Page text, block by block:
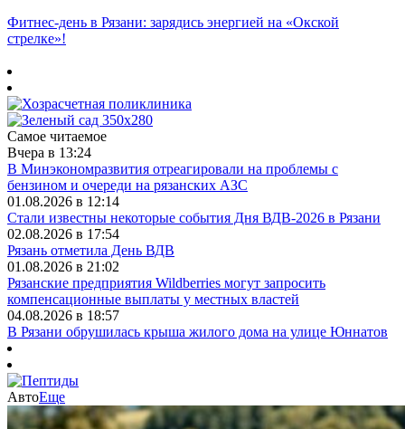
Фитнес‑день в Рязани: зарядись энергией на «Окской
стрелке»!
Самое читаемое
Вчера в 13:24
В Минэкономразвития отреагировали на проблемы с
бензином и очереди на рязанских АЗС
01.08.2026 в 12:14
Стали известны некоторые события Дня ВДВ-2026 в Рязани
02.08.2026 в 17:54
Рязань отметила День ВДВ
01.08.2026 в 21:02
Рязанские предприятия Wildberries могут запросить
компенсационные выплаты у местных властей
04.08.2026 в 18:57
В Рязани обрушилась крыша жилого дома на улице Юннатов
АвтоЕще